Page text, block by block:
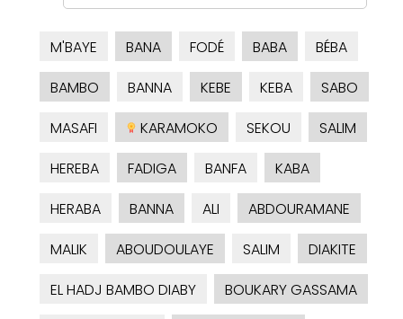
M'BAYE BANA FODÉ BABA
BÉBA
BAMBO
BANNA KEBE KEBA
SABO
MASAFI
KARAMOKO SEKOU
SALIM
HEREBA
FADIGA BANFA
KABA
HERABA
BANNA ALI
ABDOURAMANE
MALIK
ABOUDOULAYE SALIM
DIAKITE
EL HADJ BAMBO DIABY
BOUKARY GASSAMA